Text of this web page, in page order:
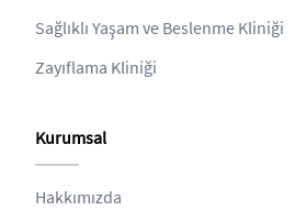
Sağlıklı Yaşam ve Beslenme Kliniği
Zayıflama Kliniği
Kurumsal
Hakkımızda